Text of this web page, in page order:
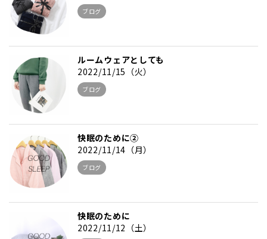
ブログ
ルームウェアとしても
2022/11/15（火）
ブログ
快眠のために②
2022/11/14（月）
ブログ
快眠のために
2022/11/12（土）